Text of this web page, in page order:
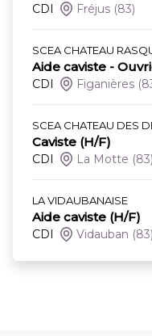
CDI Fréjus (83)
SCEA CHATEAU
Aide caviste -
CDI Figanières
SCEA CHATEAU DES
Caviste (H/F)
CDI La Motte (83)
LA VIDAUBANAISE
Aide caviste (H/F)
CDI Vidauban (83)